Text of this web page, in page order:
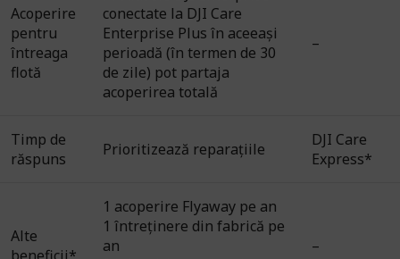
Acoperire
pentru
întreaga
flotă
conectate la DJI Care
Enterprise Plus în aceeași
perioadă (în termen de 30
de zile) pot partaja
acoperirea totală
–
Timp de
răspuns
Prioritizează reparațiile
DJI Care
Express*
Alte
1 acoperire Flyaway pe an
1 întreținere din fabrică pe
an
–